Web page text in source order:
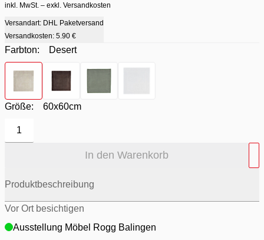
inkl. MwSt. – exkl. Versandkosten
Versandart: DHL Paketversand
Versandkosten: 5.90 €
Farbton:
Desert
Farbton
- Desert
Farbton - Pecan
Farbton - Thyme
Farbton
Größe: 60x60cm
1
In den Warenkorb
Produktbeschreibung
Vor Ort besichtigen
Ausstellung Möbel Rogg Balingen